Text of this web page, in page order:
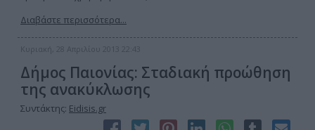
Διαβάστε περισσότερα...
Κυριακή, 28 Απριλίου 2013 22:43
Δήμος Παιονίας: Σταδιακή προώθηση
της ανακύκλωσης
Συντάκτης: Eidisis.gr